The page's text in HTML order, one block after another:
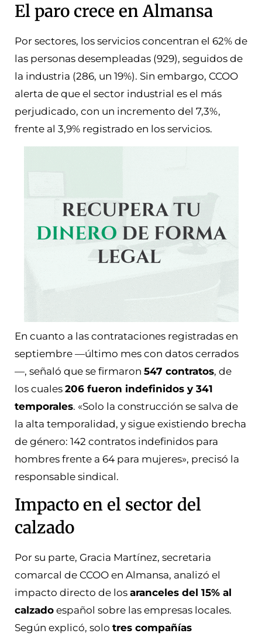
El paro crece en Almansa
Por sectores, los servicios concentran el 62% de
las personas desempleadas (929), seguidos de
la industria (286, un 19%). Sin embargo, CCOO
alerta de que el sector industrial es el más
perjudicado, con un incremento del 7,3%,
frente al 3,9% registrado en los servicios.
En cuanto a las contrataciones registradas en
septiembre —último mes con datos cerrados
—, señaló que se firmaron 547 contratos, de
los cuales 206 fueron indefinidos y 341
temporales. «Solo la construcción se salva de
la alta temporalidad, y sigue existiendo brecha
de género: 142 contratos indefinidos para
hombres frente a 64 para mujeres», precisó la
responsable sindical.
Impacto en el sector del
calzado
Por su parte, Gracia Martínez, secretaria
comarcal de CCOO en Almansa, analizó el
impacto directo de los aranceles del 15% al
calzado español sobre las empresas locales.
Según explicó, solo tres compañías